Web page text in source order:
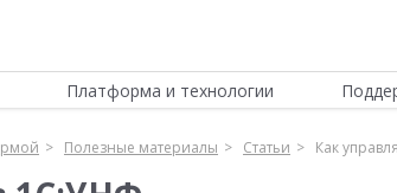
Платформа и технологии
Полезные материалы Статьи Как